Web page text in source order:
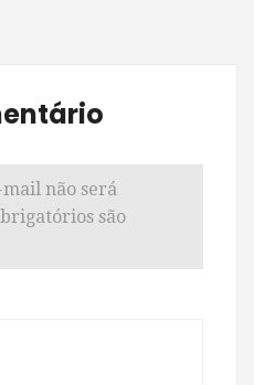
mail não será
são